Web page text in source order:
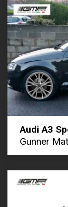
Audi A3
Gunner